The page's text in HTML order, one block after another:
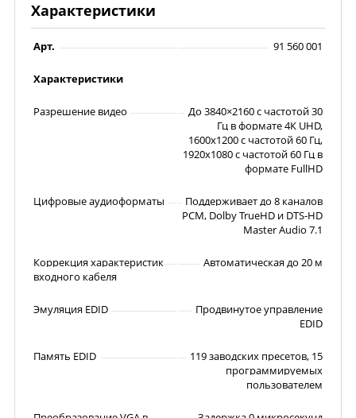
Характеристики
Арт. 91 560 001
Характеристики
Разрешение видео
До 3840×2160 с частотой 30
Гц в формате 4К UHD,
1600x1200 с частотой 60 Гц,
1920х1080 с частотой 60 Гц в
формате FullHD
Цифровые аудиоформаты
Поддерживает до 8 каналов
PCM, Dolby TrueHD и DTS-HD
Master Audio 7.1
Коррекция характеристик
входного кабеля
Автоматическая до 20 м
Эмуляция EDID
Продвинутое управление
EDID
Память EDID
119 заводских пресетов, 15
программируемых
пользователем